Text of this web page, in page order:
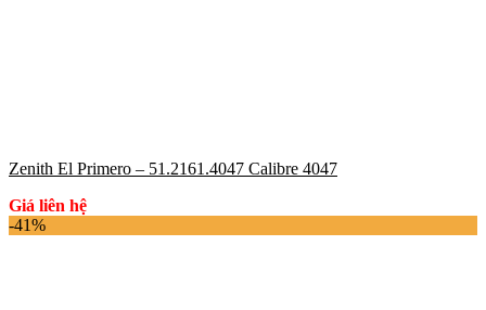
Zenith El Primero – 51.2161.4047 Calibre 4047
Giá liên hệ
-41%